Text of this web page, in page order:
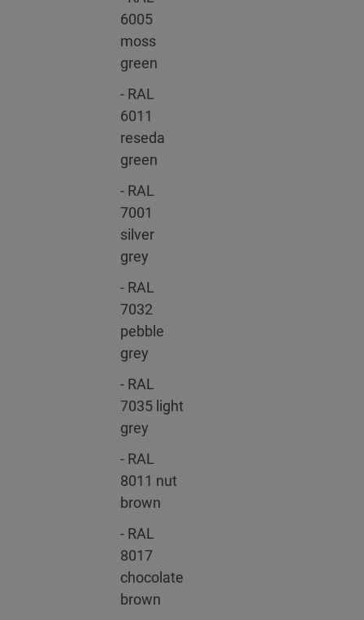
6005
moss
green
- RAL
6011
reseda
green
- RAL
7001
silver
grey
- RAL
7032
pebble
grey
- RAL
7035 light
grey
- RAL
8011 nut
brown
- RAL
8017
chocolate
brown